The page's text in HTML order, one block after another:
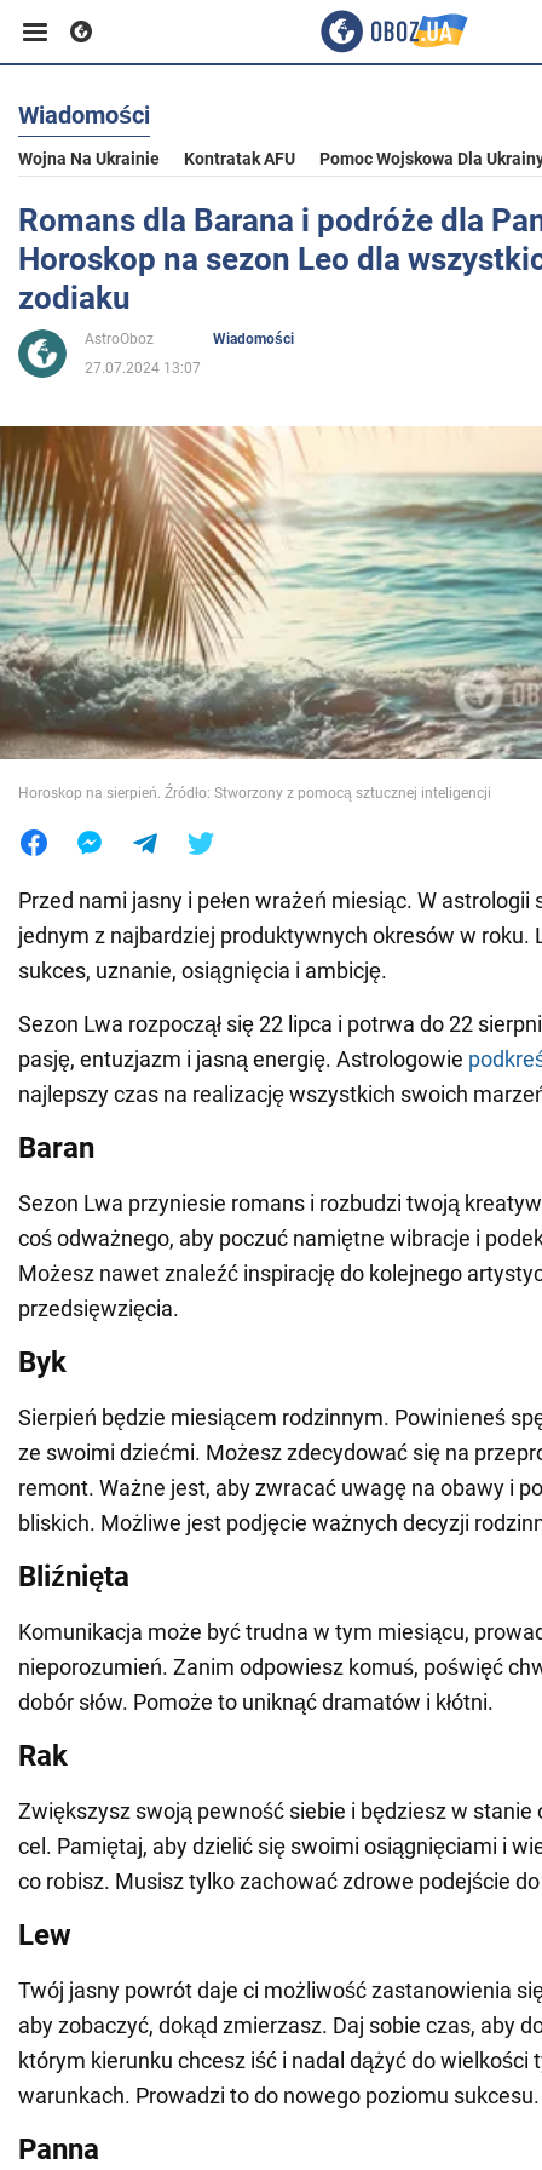
Biznes
Sport
Rozrywka
Życie
Polityka
Społeczeństwo
Wojna na Ukrainie
Świat
Jedzenie
Wiadomości
Wojna Na Ukrainie Kontratak AFU Pomoc Wojskowa Dla
Romans dla Barana i podróże dla
Horoskop na sezon Leo dla
zodiaku
AstroOboz
Wiadomości
27.07.2024 13:07
Horoskop na sierpień. Źródło: Stworzony z pomocą sztucznej inteligencji
Przed nami jasny i pełen wrażeń miesiąc. W astrologii
jednym z najbardziej produktywnych okresów w roku.
sukces, uznanie, osiągnięcia i ambicję.
Sezon Lwa rozpoczął się 22 lipca i potrwa do 22
pasję, entuzjazm i jasną energię. Astrologowie
najlepszy czas na realizację wszystkich swoich
Baran
Sezon Lwa przyniesie romans i rozbudzi twoją
coś odważnego, aby poczuć namiętne wibracje i
Możesz nawet znaleźć inspirację do kolejnego
przedsięwzięcia.
Byk
Sierpień będzie miesiącem rodzinnym. Powinieneś
ze swoimi dziećmi. Możesz zdecydować się na
remont. Ważne jest, aby zwracać uwagę na obawy i
bliskich. Możliwe jest podjęcie ważnych decyzji
Bliźnięta
Komunikacja może być trudna w tym miesiącu,
nieporozumień. Zanim odpowiesz komuś, poświęć
dobór słów. Pomoże to uniknąć dramatów i kłótni.
Rak
Zwiększysz swoją pewność siebie i będziesz w stanie
cel. Pamiętaj, aby dzielić się swoimi osiągnięciami i
co robisz. Musisz tylko zachować zdrowe podejście
Lew
Twój jasny powrót daje ci możliwość zastanowienia
aby zobaczyć, dokąd zmierzasz. Daj sobie czas, aby
którym kierunku chcesz iść i nadal dążyć do wielkości
warunkach. Prowadzi to do nowego poziomu sukcesu.
Panna